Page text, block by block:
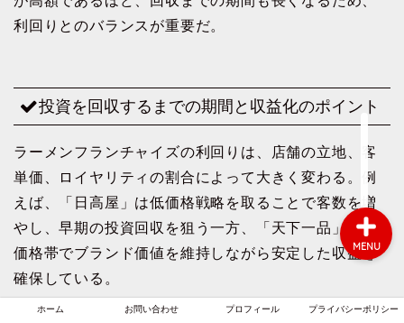
利回りとのバランスが重要だ。
投資を回収するまでの期間と収益化のポイント
ラーメンフランチャイズの利回りは、店舗の立地、客
単価、ロイヤリティの割合によって大きく変わる。例
えば、「日高屋」は低価格戦略を取ることで客数を増
やし、早期の投資回収を狙う一方、「天下一品」は高
価格帯でブランド価値を維持しながら安定した収益を
確保している。
ホーム お問い合わせ プロフィール プライバシーポリシー
MENU
プロフィール
プライバシーポリシー